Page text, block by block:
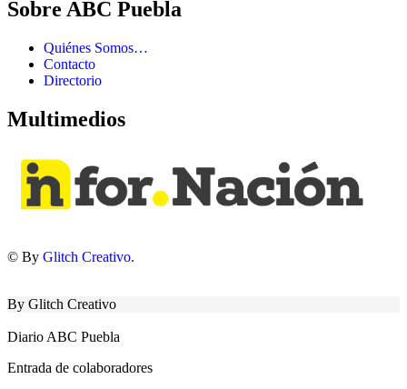
Sobre ABC Puebla
Quiénes Somos…
Contacto
Directorio
Multimedios
© By Glitch Creativo.
By Glitch Creativo
Diario ABC Puebla
Entrada de colaboradores